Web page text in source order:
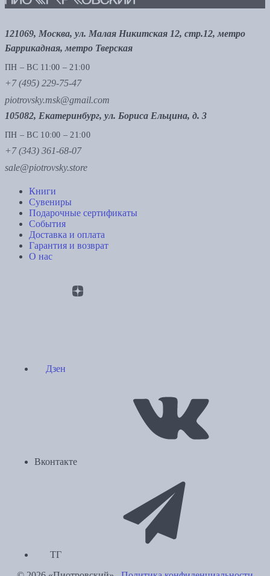
121069, Москва, ул. Малая Никитская 12, стр.12, метро
Баррикадная, метро Тверская
ПН – ВС 11:00 – 21:00
+7 (495) 229-75-47
piotrovsky.msk@gmail.com
105082, Екатеринбург, ул. Бориса Ельцина, д. 3
ПН – ВС 10:00 – 21:00
+7 (343) 361-68-07
sale@piotrovsky.store
Книги
Сувениры
Подарочные сертификаты
События
Доставка и оплата
Гарантия и возврат
О нас
Дзен
Вконтакте
ТГ